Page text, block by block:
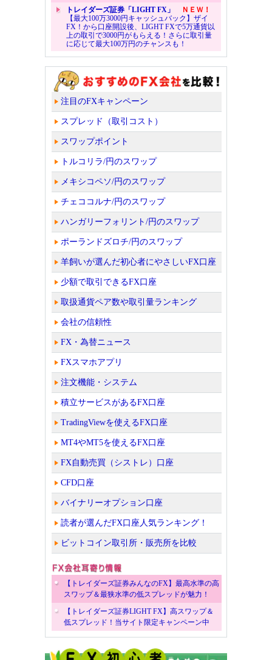
トレイダーズ証券「LIGHT FX」
ＮＥＷ！
【最大100万3000円キャッシュバック】ザイ
FX！から口座開設後、LIGHT FXで5万通貨以
上の取引で3000円がもらえる！さらに取引量
に応じて最大100万円のチャンスも！
注目のFXキャンペーン
スプレッド（取引コスト）
スワップポイント
トルコリラ/円のスワップ
メキシコペソ/円のスワップ
チェココルナ/円のスワップ
ハンガリーフォリント/円のスワップ
ポーランドズロチ/円のスワップ
羊飼いが選んだ初心者にやさしいFX口座
少額で取引できるFX口座
取扱通貨ペア数や取引量ランキング
会社の信頼性
FX・為替ニュース
FXスマホアプリ
注文機能・システム
積立サービスがあるFX口座
TradingViewを使えるFX口座
MT4やMT5を使えるFX口座
FX自動売買（シストレ）口座
CFD口座
バイナリーオプション口座
読者が選んだFX口座人気ランキング！
ビットコイン取引所・販売所を比較
【トレイダーズ証券みんなのFX】最高水準の高
スワップ＆最狭水準の低スプレッドが魅力！
【トレイダーズ証券LIGHT FX】高スワップ＆
低スプレッド！当サイト限定キャンペーン中